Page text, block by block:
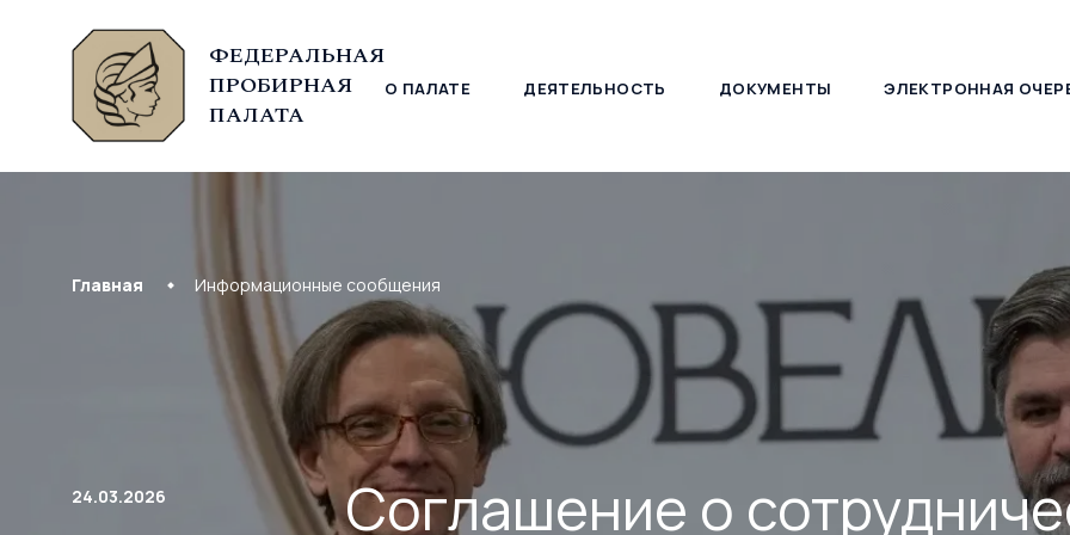
ФЕДЕРАЛЬНАЯ
ПРОБИРНАЯ
ПАЛАТА
О ПАЛАТЕ ДЕЯТЕЛЬНОСТЬ ДОКУМЕНТЫ ЭЛЕКТРОННАЯ
© Федеральная пробирная палата, 2026
Главная Информационные сообщения
24.03.2026 Соглашение о